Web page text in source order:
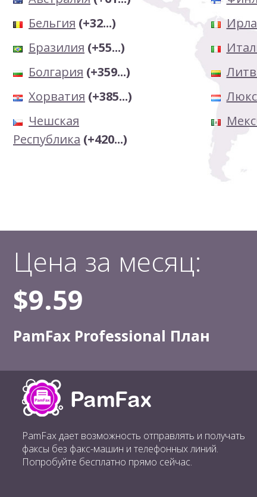
Бельгия (+32...)
Бразилия (+55...)
Болгария (+359...)
Хорватия (+385...)
Чешская
Республика (+420...)
Цена за месяц:
$9.59
PamFax Professional План
PamFax дает возможность отправлять и получать
факсы без факс-машин и телефонных линий.
Попробуйте бесплатно прямо сейчас.